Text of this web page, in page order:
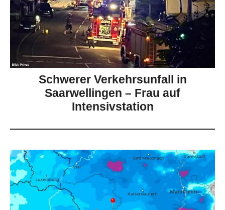
Schwerer Verkehrsunfall in
Saarwellingen – Frau auf
Intensivstation